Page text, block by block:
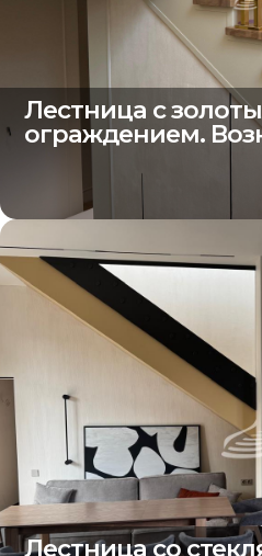
Лестница с
ограждением.
Лестница со